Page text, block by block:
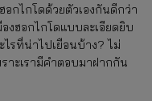
อกไกโดด้วยตัวเองกันดีกว่า
งฮอกไกโดแบบละเอียดยิบ
รที่น่าไปเยือนบ้าง? ไม่
าะเรามีคำตอบมาฝากกัน